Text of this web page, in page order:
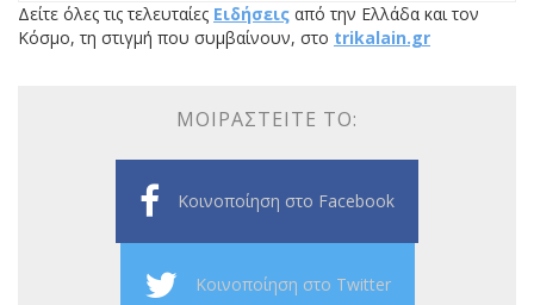
Δείτε όλες τις τελευταίες Ειδήσεις από την Ελλάδα και τον
Κόσμο, τη στιγμή που συμβαίνουν, στο trikalain.gr
ΜΟΙΡΑΣΤΕΊΤΕ ΤΟ:
Κοινοποίηση στο Facebook
Κοινοποίηση στο Twitter